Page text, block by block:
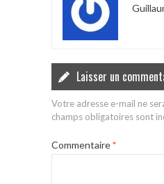
Laisser un
Votre adresse e-mail ne
champs obligatoires sont
Commentaire*